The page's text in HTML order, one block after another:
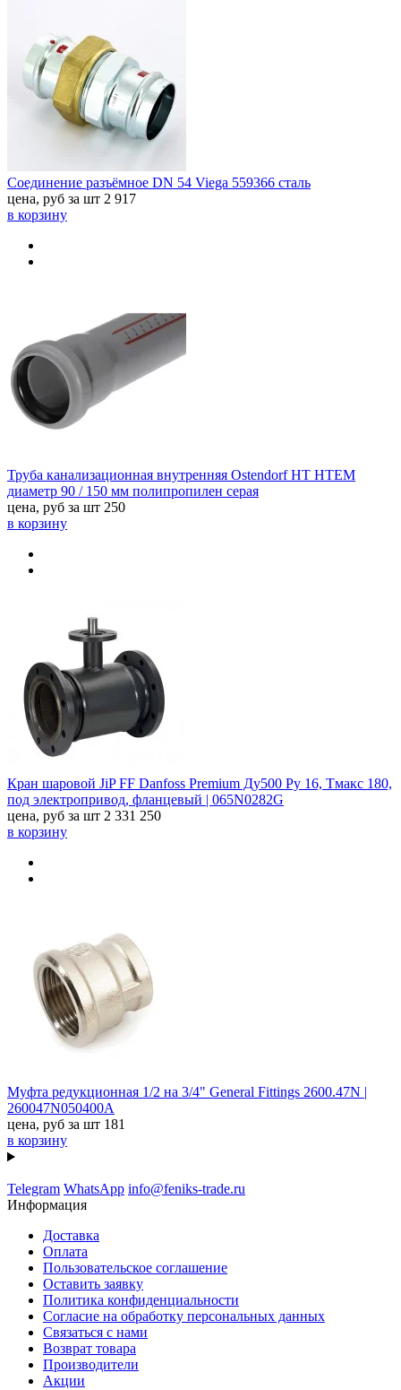
Соединение разъёмное DN 54 Viega 559366 сталь
цена, руб за шт 2 917
в корзину
Труба канализационная внутренняя Ostendorf HT HTEM
диаметр 90 / 150 мм полипропилен серая
цена, руб за шт 250
в корзину
Кран шаровой JiP FF Danfoss Premium Ду500 Ру 16, Тмакс 180,
под электропривод, фланцевый | 065N0282G
цена, руб за шт 2 331 250
в корзину
Муфта редукционная 1/2 на 3/4" General Fittings 2600.47N |
260047N050400A
цена, руб за шт 181
в корзину
Telegram WhatsApp info@feniks-trade.ru
Информация
Доставка
Оплата
Пользовательское соглашение
Оставить заявку
Политика конфиденциальности
Согласие на обработку персональных данных
Связаться с нами
Возврат товара
Производители
Акции